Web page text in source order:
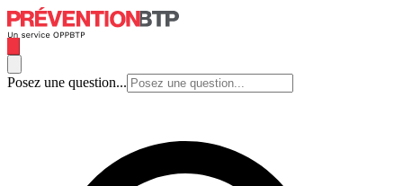
Posez une question...